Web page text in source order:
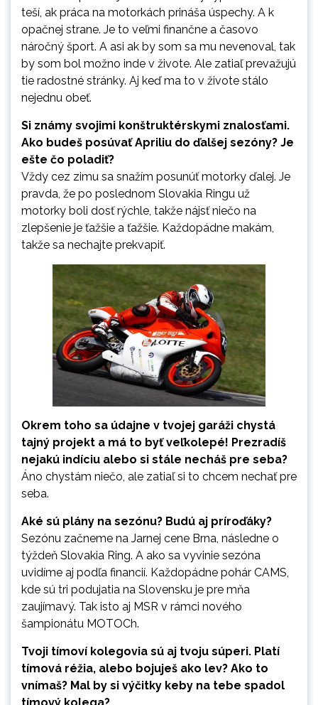
teší, ak práca na motorkách prináša úspechy. A k
opačnej strane. Je to veľmi finančne a časovo
náročný šport. A asi ak by som sa mu nevenoval, tak
by som bol možno inde v živote. Ale zatiaľ prevažujú
tie radostné stránky. Aj keď ma to v živote stálo
nejednu obeť.
Si známy svojimi konštruktérskymi znalosťami.
Ako budeš posúvať Apriliu do ďalšej sezóny? Je
ešte čo poladiť?
Vždy cez zimu sa snažím posunúť motorky ďalej. Je
pravda, že po poslednom Slovakia Ringu už
motorky boli dosť rýchle, takže nájsť niečo na
zlepšenie je ťažšie a ťažšie. Každopádne makám,
takže sa nechajte prekvapiť.
Okrem toho sa údajne v tvojej garáži chystá
tajný projekt a má to byť veľkolepé! Prezradíš
nejakú indíciu alebo si stále necháš pre seba?
Áno chystám niečo, ale zatiaľ si to chcem nechať pre
seba.
Aké sú plány na sezónu? Budú aj príroďáky?
Sezónu začneme na Jarnej cene Brna, následne o
týždeň Slovakia Ring. A ako sa vyvinie sezóna
uvidíme aj podľa financií. Každopádne pohár CAMS,
kde sú tri podujatia na Slovensku je pre mňa
zaujímavý. Tak isto aj MSR v rámci nového
šampionátu MOTOCh.
Tvoji tímoví kolegovia sú aj tvoju súperi. Platí
tímová réžia, alebo bojuješ ako lev? Ako to
vnímaš? Mal by si výčitky keby na tebe spadol